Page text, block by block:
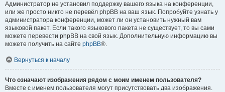
Администратор не установил поддержку вашего языка на конференции,
или же просто никто не перевёл phpBB на ваш язык. Попробуйте узнать у
администратора конференции, может ли он установить нужный вам
языковой пакет. Если такого языкового пакета не существует, то вы сами
можете перевести phpBB на свой язык. Дополнительную информацию вы
можете получить на сайте phpBB®.
Вернуться к началу
Что означают изображения рядом с моим именем пользователя?
Вместе с именем пользователя могут присутствовать два изображения.